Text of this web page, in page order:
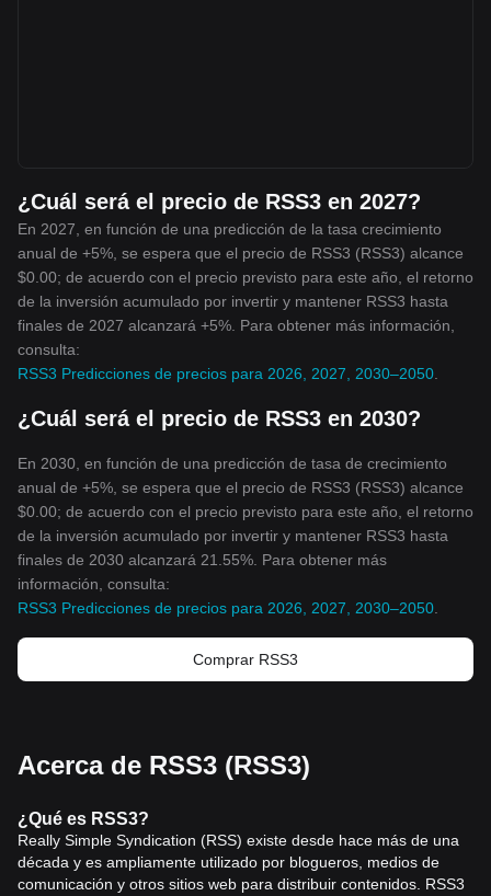
¿Cuál será el precio de RSS3 en 2027?
En 2027, en función de una predicción de la tasa crecimiento
anual de +5%, se espera que el precio de RSS3 (RSS3) alcance
$0.00; de acuerdo con el precio previsto para este año, el retorno
de la inversión acumulado por invertir y mantener RSS3 hasta
finales de 2027 alcanzará +5%. Para obtener más información,
consulta:
RSS3 Predicciones de precios para 2026, 2027, 2030–2050
¿Cuál será el precio de RSS3 en 2030?
En 2030, en función de una predicción de tasa de crecimiento
anual de +5%, se espera que el precio de RSS3 (RSS3) alcance
$0.00; de acuerdo con el precio previsto para este año, el retorno
de la inversión acumulado por invertir y mantener RSS3 hasta
finales de 2030 alcanzará 21.55%. Para obtener más
información, consulta:
RSS3 Predicciones de precios para 2026, 2027, 2030–2050
Comprar RSS3
Acerca de RSS3 (RSS3)
¿Qué es RSS3?
Really Simple Syndication (RSS) existe desde hace más de una
década y es ampliamente utilizado por blogueros, medios de
comunicación y otros sitios web para distribuir contenidos. RSS3